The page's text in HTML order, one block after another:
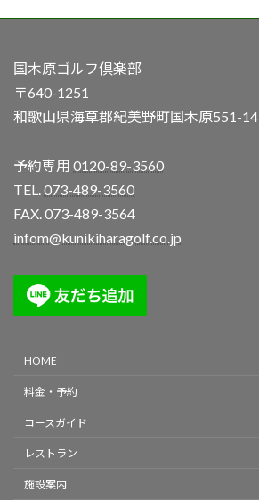
国木原ゴルフ倶楽部
〒640-1251
和歌山県海草郡紀美野町国木原551-14
予約専用 0120-89-3560
TEL.073-489-3560
FAX. 073-489-3564
infom@kunikiharagolf.co.jp
HOME
料金・予約
コースガイド
レストラン
施設案内